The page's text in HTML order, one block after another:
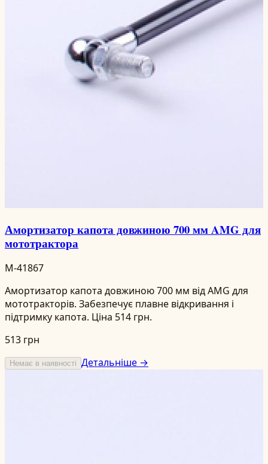
Амортизатор капота довжиною 700 мм AMG для
мототрактора
M-41867
Амортизатор капота довжиною 700 мм від AMG для
мототракторів. Забезпечує плавне відкривання і
підтримку капота. Ціна 514 грн.
513 грн
Немає в наявності Детальніше →